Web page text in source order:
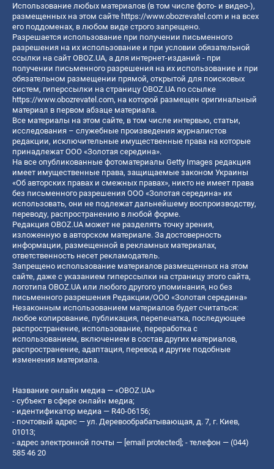
Использование любых материалов (в том числе фото- и видео-),
размещенных на этом сайте https://www.obozrevatel.com и на всех
его поддоменах, в любом виде строго запрещено.
Разрешается использование при получении письменного
разрешения на их использование и при условии обязательной
ссылки на сайт OBOZ.UA, а для интернет-изданий - при
получении письменного разрешения на их использование и при
обязательном размещении прямой, открытой для поисковых
систем, гиперссылки на страницу OBOZ.UA по ссылке
https://www.obozrevatel.com, на которой размещен оригинальный
материал в первом абзаце материала.
Все материалы на этом сайте, в том числе интервью, статьи,
исследования – служебные произведения журналистов
редакции, исключительные имущественные права на которые
принадлежат ООО «Золотая середина».
На все опубликованные фотоматериалы Getty Images редакция
имеет имущественные права, защищаемые законом Украины
«Об авторских правах и смежных правах», никто не имеет права
без письменного разрешения ООО «Золотая середина» их
использовать, они не подлежат дальнейшему воспроизводству,
переводу, распространению в любой форме.
Редакция OBOZ.UA может не разделять точку зрения,
изложенную в авторском материале. За достоверность
информации, размещенной в рекламных материалах,
ответственность несет рекламодатель.
Запрещено использование материалов размещенных на этом
сайте, даже с указанием гиперссылки на страницу этого сайта,
логотипа OBOZ.UA или любого другого упоминания, но без
письменного разрешения Редакции/ООО «Золотая середина»
Незаконным использованием материалов будет считаться:
любое копирование, публикация, перепечатка, последующее
распространение, использование, переработка с
использованием, включением в состав других материалов,
распространение, адаптация, перевод и другие подобные
изменения материала.
Название онлайн медиа — «OBOZ.UA»
- субъект в сфере онлайн медиа;
- идентификатор медиа — R40-06156;
- почтовый адрес — ул. Деревообрабатывающая, д. 7, г. Киев,
01013;
- адрес электронной почты — [email protected] ; - телефон — (044)
585 46 20